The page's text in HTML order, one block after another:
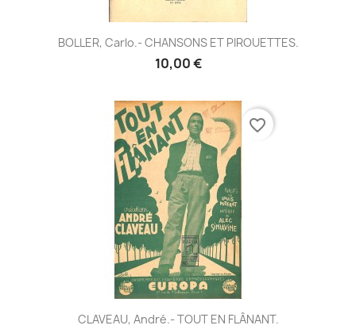
BOLLER, Carlo.- CHANSONS ET PIROUETTES.
10,00 €
CLAVEAU, André.- TOUT EN FLÂNANT.
favorite_border